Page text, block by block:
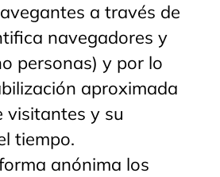
a través de
navegadores y
personas) y por lo
aproximada
visitantes y su
tiempo.
anónima los